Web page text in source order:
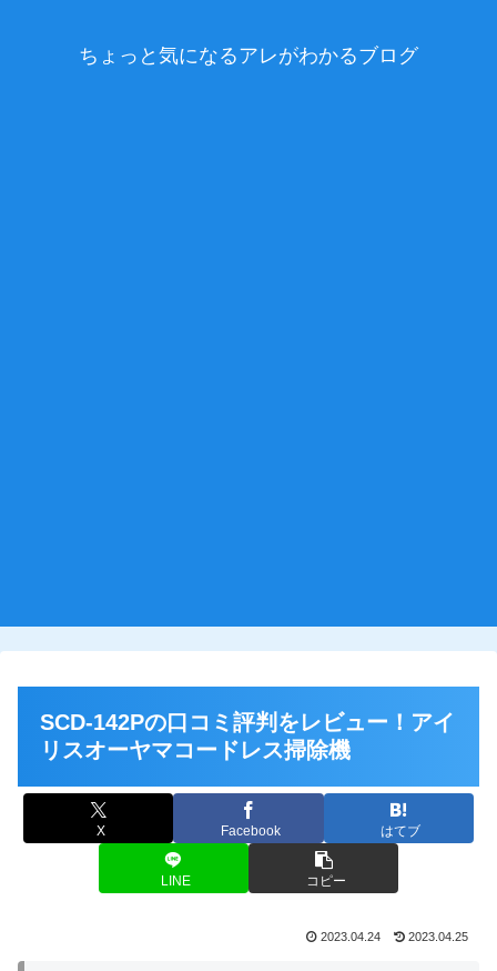
ちょっと気になるアレがわかるブログ
SCD-142Pの口コミ評判をレビュー！アイ
リスオーヤマコードレス掃除機
X Facebook はてブ
LINE コピー
2023.04.24 2023.04.25